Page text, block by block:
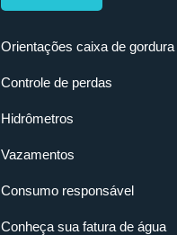
Orientações caixa de gordura
Controle de perdas
Hidrômetros
Vazamentos
Consumo responsável
Conheça sua fatura de água